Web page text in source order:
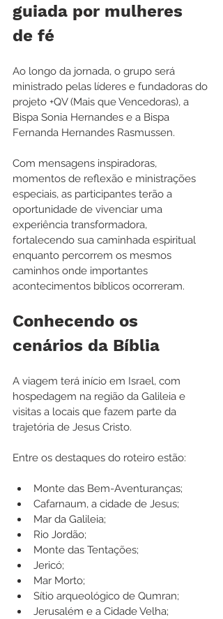
guiada por mulheres
de fé
Ao longo da jornada, o grupo será
ministrado pelas líderes e fundadoras do
projeto +QV (Mais que Vencedoras), a
Bispa Sonia Hernandes e a Bispa
Fernanda Hernandes Rasmussen.
Com mensagens inspiradoras,
momentos de reflexão e ministrações
especiais, as participantes terão a
oportunidade de vivenciar uma
experiência transformadora,
fortalecendo sua caminhada espiritual
enquanto percorrem os mesmos
caminhos onde importantes
acontecimentos bíblicos ocorreram.
Conhecendo os
cenários da Bíblia
A viagem terá início em Israel, com
hospedagem na região da Galileia e
visitas a locais que fazem parte da
trajetória de Jesus Cristo.
Entre os destaques do roteiro estão:
Monte das Bem-Aventuranças;
Cafarnaum, a cidade de Jesus;
Mar da Galileia;
Rio Jordão;
Monte das Tentações;
Jericó;
Mar Morto;
Sítio arqueológico de Qumran;
Jerusalém e a Cidade Velha;